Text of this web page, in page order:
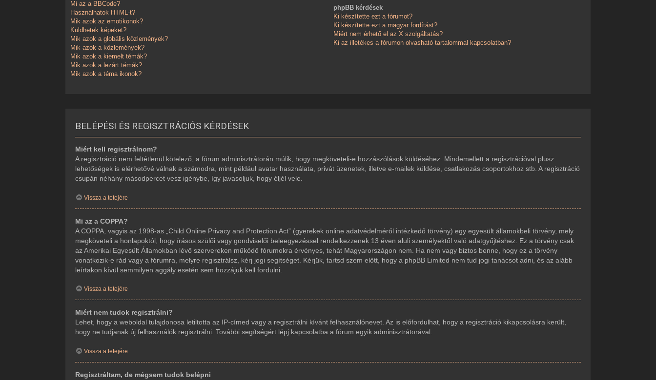
Mi az a BBCode?
Használhatok HTML-t?
Mik azok az emotikonok?
Küldhetek képeket?
Mik azok a globális közlemények?
Mik azok a közlemények?
Mik azok a kiemelt témák?
Mik azok a lezárt témák?
Mik azok a téma ikonok?
phpBB kérdések
Ki készítette ezt a fórumot?
Ki készítette ezt a magyar fordítást?
Miért nem érhető el az X szolgáltatás?
Ki az illetékes a fórumon olvasható tartalommal kapcsolatban?
BELÉPÉSI ÉS REGISZTRÁCIÓS KÉRDÉSEK
Miért kell regisztrálnom?
A regisztráció nem feltétlenül kötelező, a fórum adminisztrátorán múlik, hogy megköveteli-e hozzászólások küldéséhez. Mindemellett a regisztrációval plusz
lehetőségek is elérhetővé válnak a számodra, mint például avatar használata, privát üzenetek, illetve e-mailek küldése, csatlakozás csoportokhoz stb. A regisztráció
csupán néhány másodpercet vesz igénybe, így javasoljuk, hogy éljél vele.
Vissza a tetejére
Mi az a COPPA?
A COPPA, vagyis az 1998-as „Child Online Privacy and Protection Act” (gyerekek online adatvédelméről intézkedő törvény) egy egyesült államokbeli törvény, mely
megköveteli a honlapoktól, hogy írásos szülői vagy gondviselői beleegyezéssel rendelkezzenek 13 éven aluli személyektől való adatgyűjtéshez. Ez a törvény csak
az Amerikai Egyesült Államokban lévő szervereken működő fórumokra érvényes, tehát Magyarországon nem. Ha nem vagy biztos benne, hogy ez a törvény
vonatkozik-e rád vagy a fórumra, melyre regisztrálsz, kérj jogi segítséget. Kérjük, tartsd szem előtt, hogy a phpBB Limited nem tud jogi tanácsot adni, és az alább
leírtakon kívül semmilyen aggály esetén sem hozzájuk kell fordulni.
Vissza a tetejére
Miért nem tudok regisztrálni?
Lehet, hogy a weboldal tulajdonosa letiltotta az IP-címed vagy a regisztrálni kívánt felhasználónevet. Az is előfordulhat, hogy a regisztráció kikapcsolásra került,
hogy ne tudjanak új felhasználók regisztrálni. További segítségért lépj kapcsolatba a fórum egyik adminisztrátorával.
Vissza a tetejére
Regisztráltam, de mégsem tudok belépni